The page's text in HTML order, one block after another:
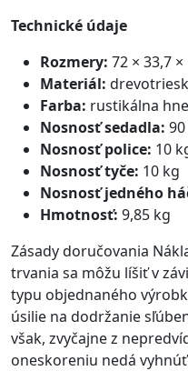
Technické údaje
Rozmery: 72 × 33,7
Materiál:
Farba: rustikálna
Nosnosť sedadla:
Nosnosť police: 10
Nosnosť tyče: 10 kg
Nosnosť jedného
Hmotnosť: 9,85 kg
Zásady doručovania
trvania sa môžu líšiť v
typu objednaného
úsilie na dodržanie
však, zvyčajne z
oneskoreniu nedá